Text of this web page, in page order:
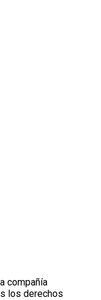
compañía
los derechos